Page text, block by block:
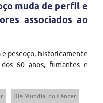
muda de perfil e
associados ao
e pescoço, historicamente
60 anos, fumantes e
Dia Mundial do Câncer